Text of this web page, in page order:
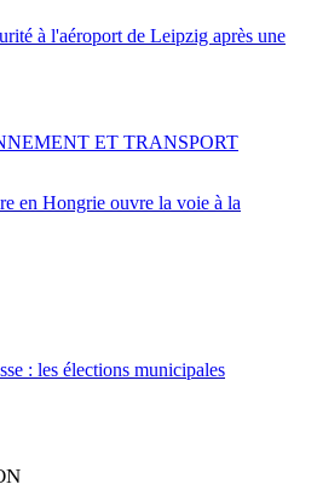
à l'aéroport de Leipzig après une
en Hongrie ouvre la voie à la
ET TRANSPORT
: les élections municipales